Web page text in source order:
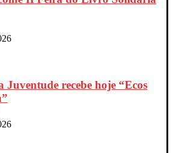
Juventude recebe hoje “Ecos